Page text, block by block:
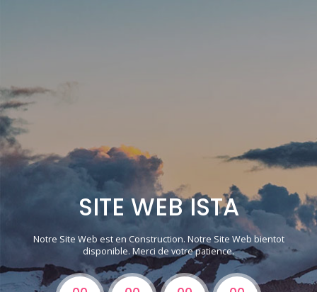
SITE WEB ISTA
Notre Site Web est en Construction. Notre Site Web bientot
disponible. Merci de votre patience.